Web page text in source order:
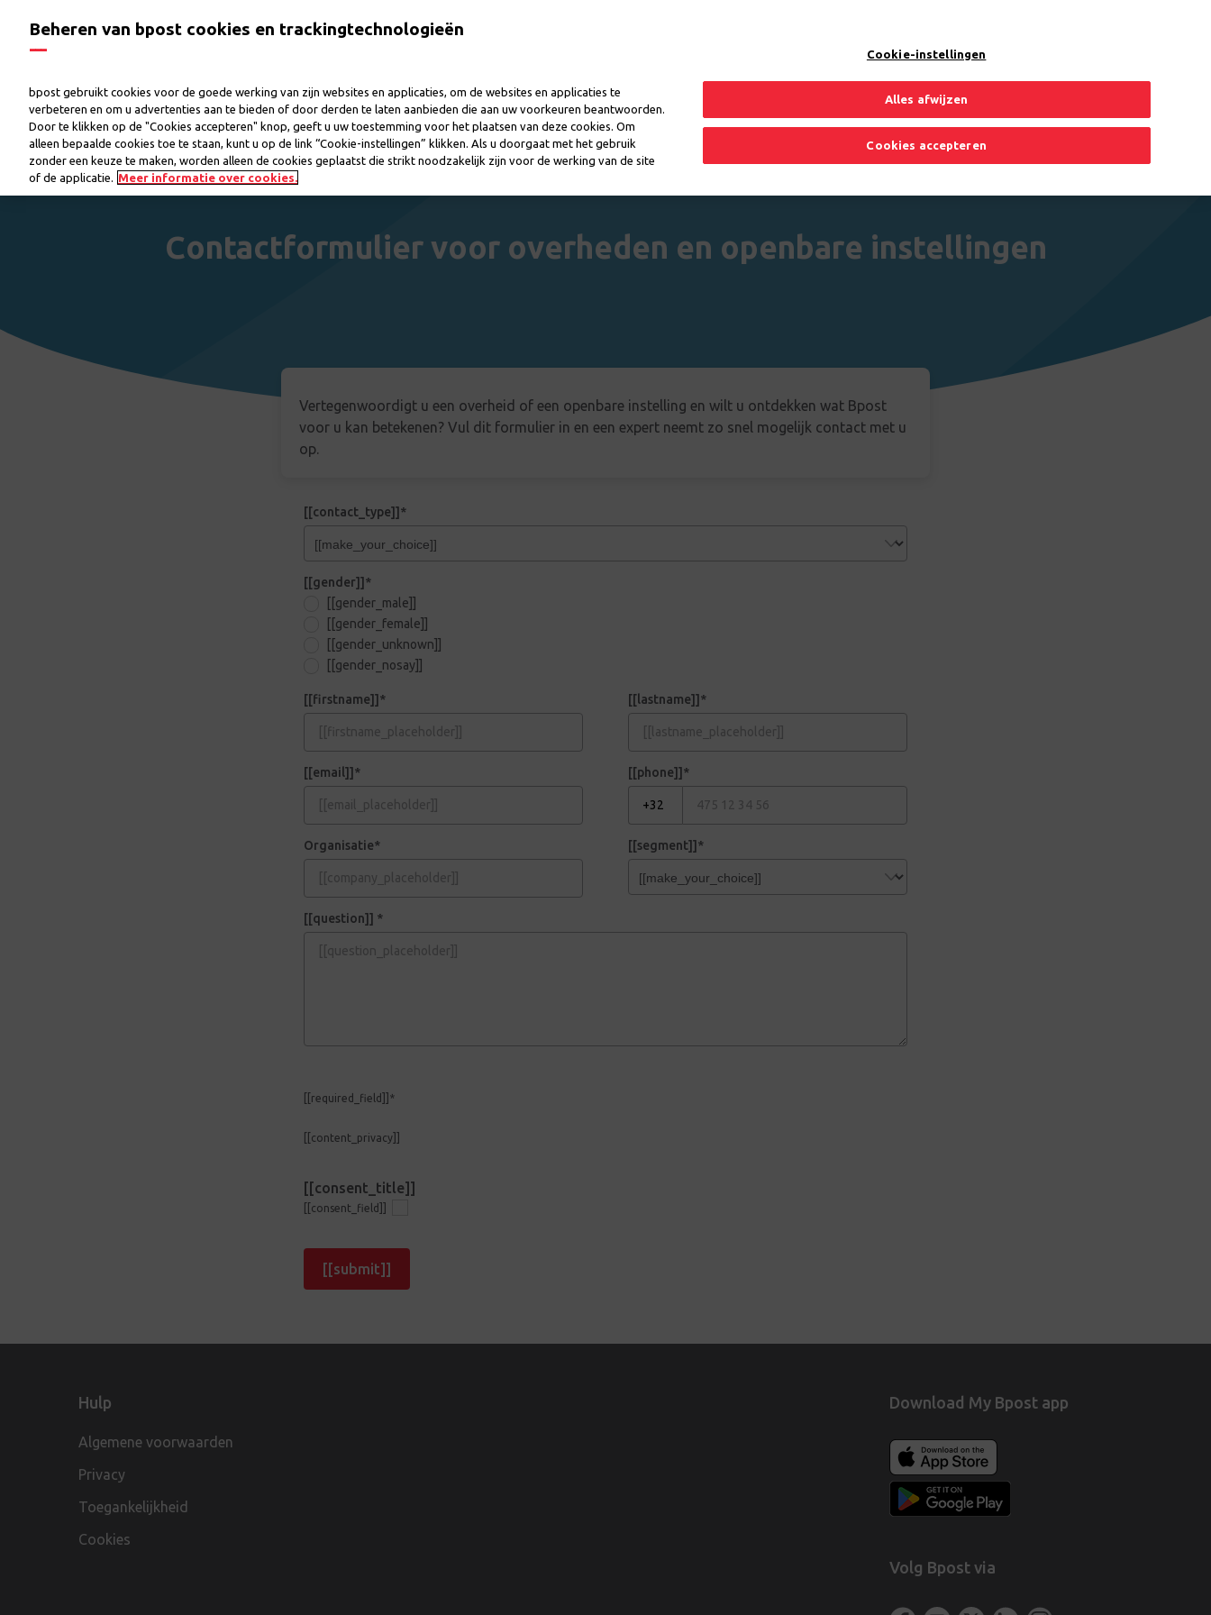
Contactformulier voor overheden en openbare instellingen
Vertegenwoordigt u een overheid of een openbare instelling en wilt u ontdekken wat Bpost
voor u kan betekenen? Vul dit formulier in en een expert neemt zo snel mogelijk contact met u
op.
[[contact_type]]*
[[gender]]*
[[gender_male]]
[[gender_female]]
[[gender_unknown]]
[[gender_nosay]]
[[firstname]]* [[lastname]]*
[[email]]* [[phone]]*
Organisatie* [[segment]]*
[[question]] *
[[required_field]]*
[[content_privacy]]
[[consent_title]]
[[consent_field]]
[[submit]]
Hulp
Algemene voorwaarden
Privacy
Toegankelijkheid
Cookies
Download My Bpost app
Volg Bpost via
Beheren van bpost cookies en trackingtechnologieën
bpost gebruikt cookies voor de goede werking van zijn websites en applicaties, om de websites en applicaties te
verbeteren en om u advertenties aan te bieden of door derden te laten aanbieden die aan uw voorkeuren beantwoorden.
Door te klikken op de "Cookies accepteren" knop, geeft u uw toestemming voor het plaatsen van deze cookies. Om
alleen bepaalde cookies toe te staan, kunt u op de link “Cookie-instellingen” klikken. Als u doorgaat met het gebruik
zonder een keuze te maken, worden alleen de cookies geplaatst die strikt noodzakelijk zijn voor de werking van de site
of de applicatie. Meer informatie over cookies.
Cookie-instellingen
Alles afwijzen
Cookies accepteren